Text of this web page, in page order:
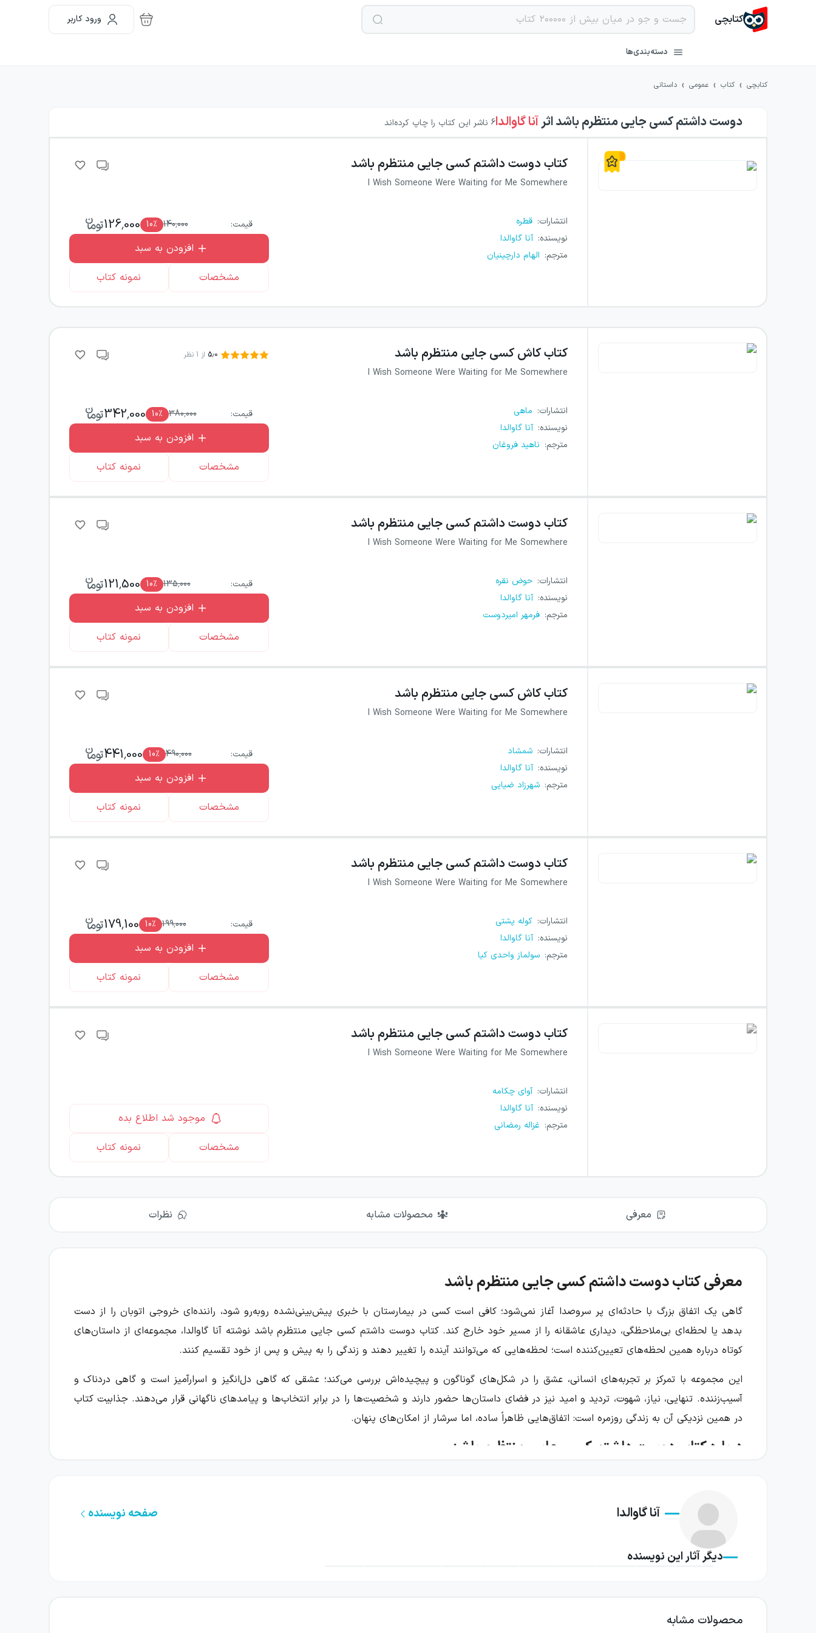
کتابچی ورود کاربر
دسته‌بندی‌ها
کتابچی › کتاب › عمومی › داستانی
دوست داشتم کسی جایی منتظرم باشداثرآنا گاوالدا6 ناشر این کتاب را چاپ کرده‌اند
کتاب دوست داشتم کسی جایی منتظرم باشد
I Wish Someone Were Waiting for Me Somewhere
انتشارات: قطره
نویسنده: آنا گاوالدا
مترجم: الهام دارچینیان
قیمت: 140,000
10٪ 126,000
افزودن به سبد
مشخصات
نمونه کتاب
کتابکاش کسی جایی منتظرم باشد
I Wish Someone Were Waiting for Me Somewhere
انتشارات: ماهی
نویسنده: آنا گاوالدا
مترجم: ناهید فروغان
5.0 از 1 نظر
قیمت: 380,000
10٪ 342,000
افزودن به سبد
مشخصات
نمونه کتاب
کتاب دوست داشتم کسی جایی منتظرم باشد
I Wish Someone Were Waiting for Me Somewhere
انتشارات: حوض نقره
نویسنده: آنا گاوالدا
مترجم: فرمهر امیردوست
قیمت: 135,000
10٪ 121,500
افزودن به سبد
مشخصات
نمونه کتاب
کتابکاش کسی جایی منتظرم باشد
I Wish Someone Were Waiting for Me Somewhere
انتشارات: شمشاد
نویسنده: آنا گاوالدا
مترجم: شهرزاد ضیایی
قیمت: 490,000
10٪ 441,000
افزودن به سبد
مشخصات
نمونه کتاب
کتاب دوست داشتم کسی جایی منتظرم باشد
I Wish Someone Were Waiting for Me Somewhere
انتشارات: کوله پشتی
نویسنده: آنا گاوالدا
مترجم: سولماز واحدی کیا
قیمت: 199,000
10٪ 179,100
افزودن به سبد
مشخصات
نمونه کتاب
کتاب دوست داشتم کسی جایی منتظرم باشد
I Wish Someone Were Waiting for Me Somewhere
انتشارات: آوای چکامه
نویسنده: آنا گاوالدا
مترجم: غزاله رمضانی
موجود شد اطلاع بده
مشخصات
نمونه کتاب
معرفی محصولات مشابه نظرات
معرفی کتاب دوست داشتم کسی جایی منتظرم باشد
گاهی یک اتفاق بزرگ با حادثه‌ای پر سروصدا آغاز نمی‌شود؛ کافی است کسی در بیمارستان با خبری پیش‌بینی‌نشده روبه‌رو شود، راننده‌ای خروجی اتوبان را از دست
بدهد یا لحظه‌ای بی‌ملاحظگی، دیداری عاشقانه را از مسیر خود خارج کند. کتاب دوست داشتم کسی جایی منتظرم باشد نوشته آنا گاوالدا، مجموعه‌ای از داستان‌های
کوتاه درباره همین لحظه‌های تعیین‌کننده است؛ لحظه‌هایی که می‌توانند آینده را تغییر دهند و زندگی را به پیش و پس از خود تقسیم کنند.
این مجموعه با تمرکز بر تجربه‌های انسانی، عشق را در شکل‌های گوناگون و پیچیده‌اش بررسی می‌کند؛ عشقی که گاهی دل‌انگیز و اسرارآمیز است و گاهی دردناک و
آسیب‌زننده. تنهایی، نیاز، شهوت، تردید و امید نیز در فضای داستان‌ها حضور دارند و شخصیت‌ها را در برابر انتخاب‌ها و پیامدهای ناگهانی قرار می‌دهند. جذابیت کتاب
در همین نزدیکی آن به زندگی روزمره است: اتفاق‌هایی ظاهراً ساده، اما سرشار از امکان‌های پنهان.
درباره کتاب دوست داشتم کسی جایی منتظرم باشد
غیرمنتظره را به همراه می‌آورد. همچنین یک لحظه بی‌احتیاطی می‌تواند قراری عاشقانه را خراب کند و احساساتی را آشکار سازد که تا پیش از آن پنهان مانده‌اند.
آنا گاوالدا در این داستان‌ها به‌جای آن‌که زندگی را مجموعه‌ای از رویدادهای جدا از هم نشان دهد، بر اثرگذاری متقابل لحظه‌ها و تصمیم‌ها تأکید می‌کند. یک انتخاب
کوتاه، یک واکنش ناگهانی یا حتی یک خطای کوچک ممکن است مسیر روابط و آینده را تغییر دهد. به همین دلیل، داستان‌ها هم حال‌وهوایی جذاب و غیرمعمول
آنا گاوالدا صفحه نویسنده
دیگر آثار این نویسنده
محصولات مشابه